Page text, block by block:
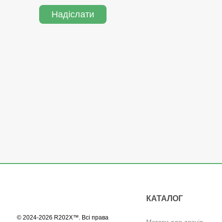
Надіслати
© 2024-2026 R202X™. Всі права
КАТАЛОГ